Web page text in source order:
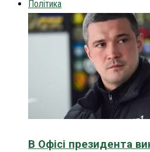
Політика
В Офісі президента